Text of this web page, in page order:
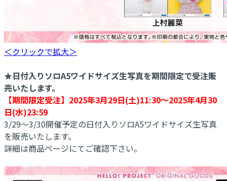
＜クリックで拡大＞
★日付入りソロA5ワイドサイズ生写真を期間限定で受注販
売いたします。
【期間限定受注】2025年3月29日(土)11:30～2025年4月30
日(水)23:59
3/29～3/30開催予定の日付入りソロA5ワイドサイズ生写真
を販売いたします。
詳細は商品ページにてご確認下さい。